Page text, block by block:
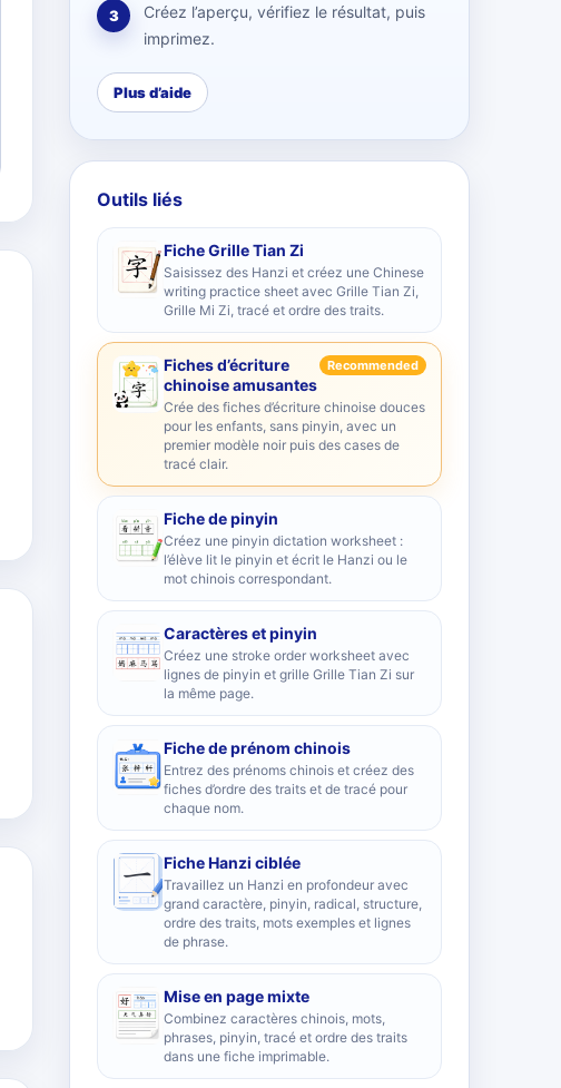
3
Créez l’aperçu, vérifiez le résultat, puis
imprimez.
Plus d’aide
Outils liés
Fiche Grille Tian Zi
Saisissez des Hanzi et créez une Chinese
writing practice sheet avec Grille Tian Zi,
Grille Mi Zi, tracé et ordre des traits.
Fiches d’écriture
chinoise amusantes
Recommended
Crée des fiches d’écriture chinoise douces
pour les enfants, sans pinyin, avec un
premier modèle noir puis des cases de
tracé clair.
Fiche de pinyin
Créez une pinyin dictation worksheet :
l’élève lit le pinyin et écrit le Hanzi ou le
mot chinois correspondant.
Caractères et pinyin
Créez une stroke order worksheet avec
lignes de pinyin et grille Grille Tian Zi sur
la même page.
Fiche de prénom chinois
Entrez des prénoms chinois et créez des
fiches d’ordre des traits et de tracé pour
chaque nom.
Fiche Hanzi ciblée
Travaillez un Hanzi en profondeur avec
grand caractère, pinyin, radical, structure,
ordre des traits, mots exemples et lignes
de phrase.
Mise en page mixte
Combinez caractères chinois, mots,
phrases, pinyin, tracé et ordre des traits
dans une fiche imprimable.